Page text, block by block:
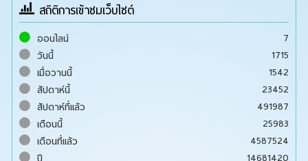
สถิติการเข้าชมเว็บไซต์
ออนไลน์
7
วันนี้
1715
เมื่อวานนี้
1542
สัปดาห์นี้
23452
สัปดาห์ที่แล้ว
491987
เดือนนี้
25983
เดือนที่แล้ว
4587524
14681420